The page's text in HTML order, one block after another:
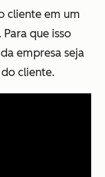
cliente em um
que isso
empresa seja
cliente.